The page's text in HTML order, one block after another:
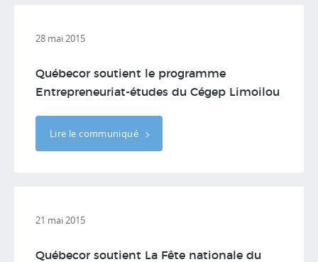
28 mai 2015
Québecor soutient le programme
Entrepreneuriat-études du Cégep Limoilou
Lire le communiqué
21 mai 2015
Québecor soutient La Fête nationale du